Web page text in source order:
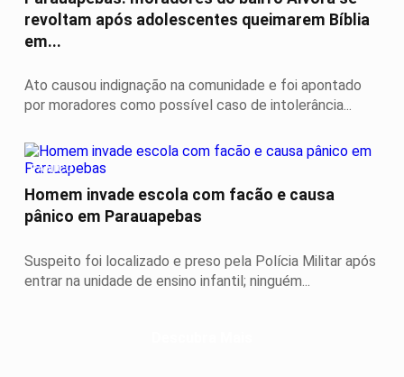
revoltam após adolescentes queimarem Bíblia
em...
Ato causou indignação na comunidade e foi apontado
por moradores como possível caso de intolerância...
PÂNICO
Homem invade escola com facão e causa
pânico em Parauapebas
Suspeito foi localizado e preso pela Polícia Militar após
entrar na unidade de ensino infantil; ninguém...